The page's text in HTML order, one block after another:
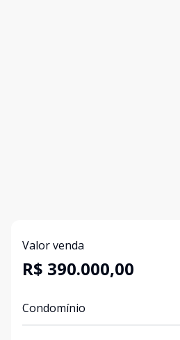
Valor venda
R$ 390.000,00
Condomínio